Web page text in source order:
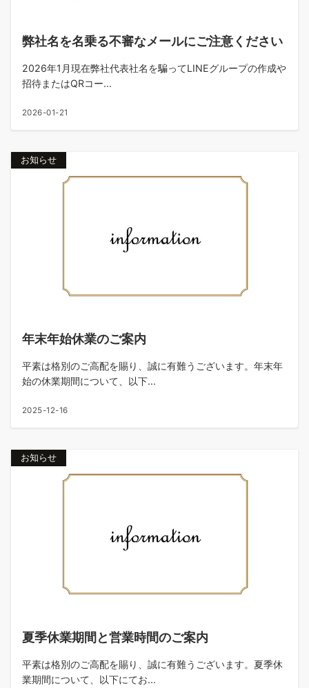
弊社名を名乗る不審なメールにご注意ください
2026年1月現在弊社代表社名を騙ってLINEグループの作成や
招待またはQRコー...
2026-01-21
お知らせ
年末年始休業のご案内
平素は格別のご高配を賜り、誠に有難うございます。年末年
始の休業期間について、以下...
2025-12-16
お知らせ
夏季休業期間と営業時間のご案内
平素は格別のご高配を賜り、誠に有難うございます。夏季休
業期間について、以下にてお...